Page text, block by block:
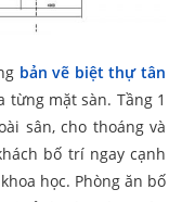
bản vẽ biệt thự tân
từng mặt sàn. Tầng 1
sân, cho thoáng và
bố trí ngay cạnh
học. Phòng ăn bố